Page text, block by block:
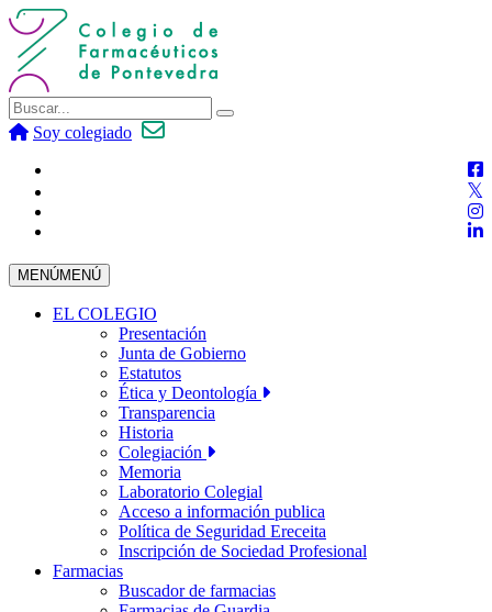
Soy colegiado
MENÚMENÚ
EL COLEGIO
Presentación
Junta de Gobierno
Estatutos
Ética y Deontología
Transparencia
Historia
Colegiación
Memoria
Laboratorio Colegial
Acceso a información publica
Política de Seguridad Ereceita
Inscripción de Sociedad Profesional
Farmacias
Buscador de farmacias